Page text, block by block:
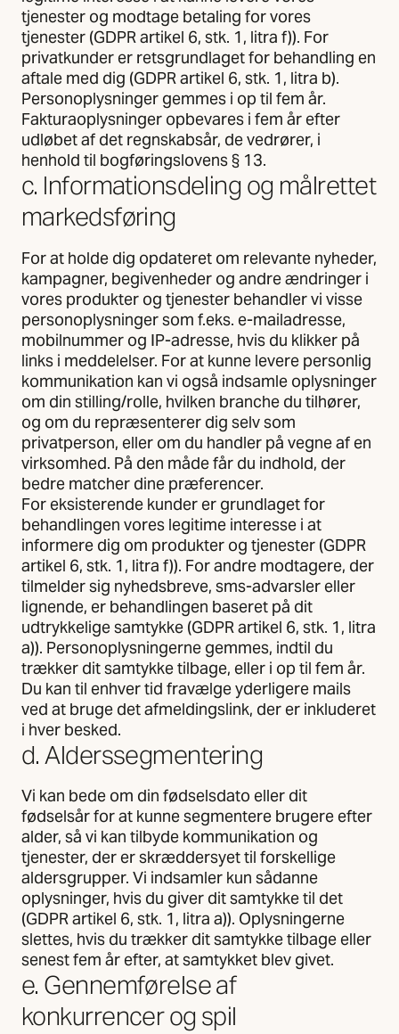
tjenester og modtage betaling for vores
tjenester (GDPR artikel 6, stk. 1, litra f)). For
privatkunder er retsgrundlaget for behandling en
aftale med dig (GDPR artikel 6, stk. 1, litra b).
Personoplysninger gemmes i op til fem år.
Fakturaoplysninger opbevares i fem år efter
udløbet af det regnskabsår, de vedrører, i
henhold til bogføringslovens § 13.
c. Informationsdeling og målrettet
markedsføring
For at holde dig opdateret om relevante nyheder,
kampagner, begivenheder og andre ændringer i
vores produkter og tjenester behandler vi visse
personoplysninger som f.eks. e-mailadresse,
mobilnummer og IP-adresse, hvis du klikker på
links i meddelelser. For at kunne levere personlig
kommunikation kan vi også indsamle oplysninger
om din stilling/rolle, hvilken branche du tilhører,
og om du repræsenterer dig selv som
privatperson, eller om du handler på vegne af en
virksomhed. På den måde får du indhold, der
bedre matcher dine præferencer.
For eksisterende kunder er grundlaget for
behandlingen vores legitime interesse i at
informere dig om produkter og tjenester (GDPR
artikel 6, stk. 1, litra f)). For andre modtagere, der
tilmelder sig nyhedsbreve, sms-advarsler eller
lignende, er behandlingen baseret på dit
udtrykkelige samtykke (GDPR artikel 6, stk. 1, litra
a)). Personoplysningerne gemmes, indtil du
trækker dit samtykke tilbage, eller i op til fem år.
Du kan til enhver tid fravælge yderligere mails
ved at bruge det afmeldingslink, der er inkluderet
i hver besked.
d. Alderssegmentering
Vi kan bede om din fødselsdato eller dit
fødselsår for at kunne segmentere brugere efter
alder, så vi kan tilbyde kommunikation og
tjenester, der er skræddersyet til forskellige
aldersgrupper. Vi indsamler kun sådanne
oplysninger, hvis du giver dit samtykke til det
(GDPR artikel 6, stk. 1, litra a)). Oplysningerne
slettes, hvis du trækker dit samtykke tilbage eller
senest fem år efter, at samtykket blev givet.
e. Gennemførelse af
konkurrencer og spil